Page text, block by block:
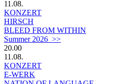
11.08.
KONZERT
HIRSCH
BLEED FROM WITHIN
Summer 2026 >>
20.00
11.08.
KONZERT
E-WERK